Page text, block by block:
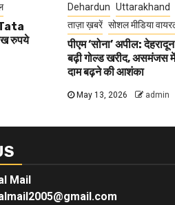
Tata
रुपये
Dehardun Uttarakhand
ताज़ा ख़बरें सोशल मीडिया
पीएम ‘सोना’ अपील:
बढ़ी गोल्ड खरीद, असमंजस में
दाम बढ़ने की आशंका
May 13, 2026 admin
Mail